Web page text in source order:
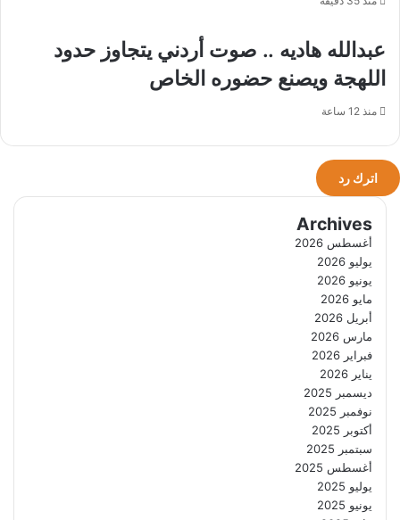
عبدالله هاديه .. صوت أردني يتجاوز حدود
اللهجة ويصنع حضوره الخاص
منذ 12 ساعة
اترك رد
Archives
أغسطس 2026
يوليو 2026
يونيو 2026
مايو 2026
أبريل 2026
مارس 2026
فبراير 2026
يناير 2026
ديسمبر 2025
نوفمبر 2025
أكتوبر 2025
سبتمبر 2025
أغسطس 2025
يوليو 2025
يونيو 2025